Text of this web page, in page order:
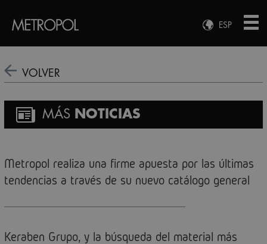
ESP
ENG
VOLVER
MÁS NOTICIAS
Metropol realiza una firme apuesta por las últimas
tendencias a través de su nuevo catálogo general
Keraben Grupo, y la búsqueda del material más